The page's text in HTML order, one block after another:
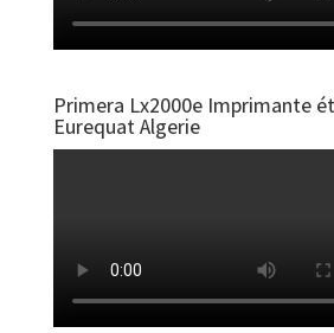
Primera Lx2000e Imprimante
Eurequat Algerie